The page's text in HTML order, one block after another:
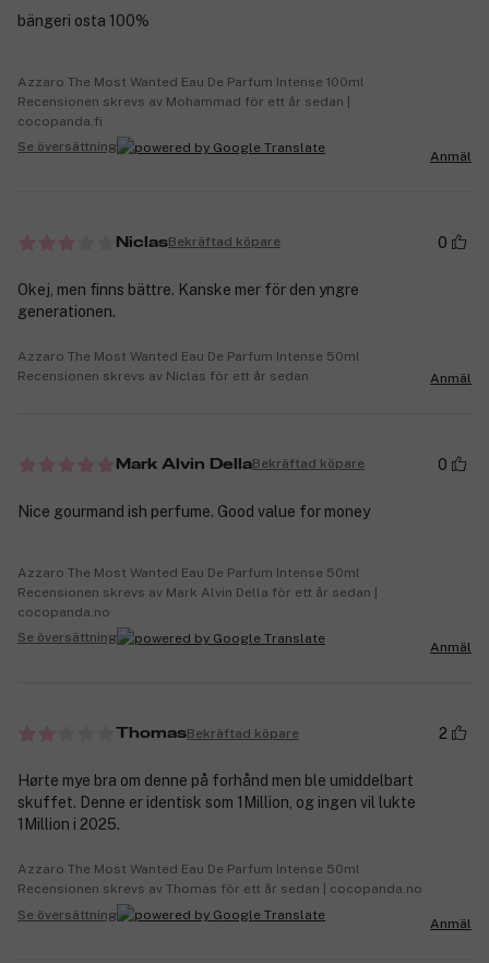
bängeri osta 100%
Azzaro The Most Wanted Eau De Parfum Intense 100ml
Recensionen skrevs av Mohammad för ett år sedan |
cocopanda.fi
Se översättning
Anmäl
NiclasBekräftad köpare 0
Okej, men finns bättre. Kanske mer för den yngre
generationen.
Azzaro The Most Wanted Eau De Parfum Intense 50ml
Recensionen skrevs av Niclas för ett år sedan
Anmäl
Mark Alvin DellaBekräftad köpare 0
Nice gourmand ish perfume. Good value for money
Azzaro The Most Wanted Eau De Parfum Intense 50ml
Recensionen skrevs av Mark Alvin Della för ett år sedan |
cocopanda.no
Se översättning
Anmäl
ThomasBekräftad köpare 2
Hørte mye bra om denne på forhånd men ble umiddelbart
skuffet. Denne er identisk som 1Million, og ingen vil lukte
1Million i 2025.
Azzaro The Most Wanted Eau De Parfum Intense 50ml
Recensionen skrevs av Thomas för ett år sedan | cocopanda.no
Se översättning
Anmäl